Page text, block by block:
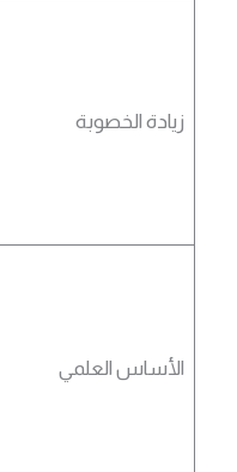
زيادة الخصوبة
الأساس العلمي